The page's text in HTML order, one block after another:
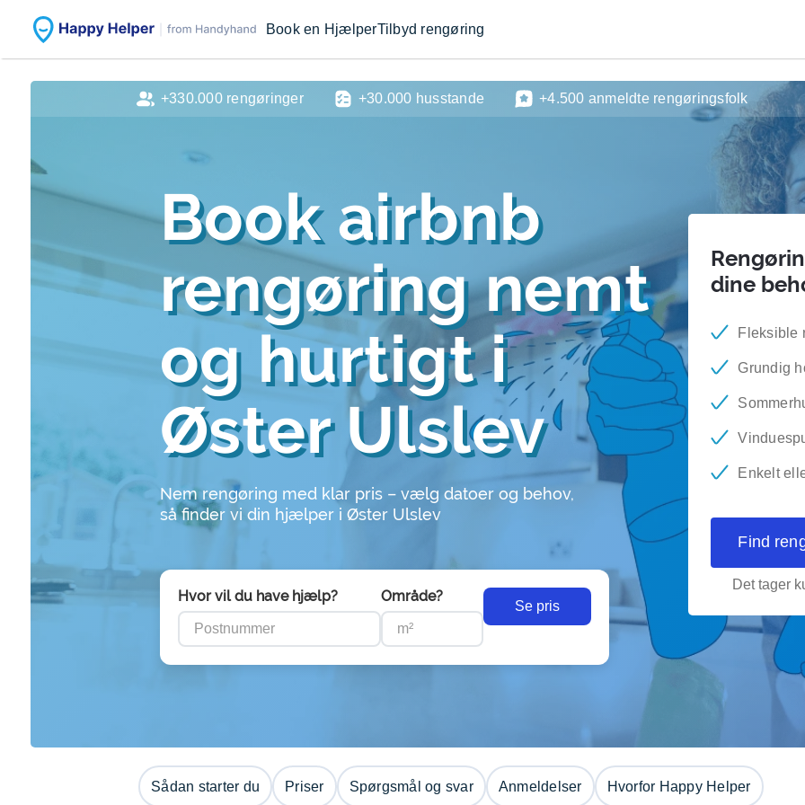
Book en HjælperTilbyd rengøring
Book airbnb
rengøring nemt
og hurtigt i
Øster Ulslev
Nem rengøring med klar pris – vælg datoer og behov,
så finder vi din hjælper i Øster Ulslev
Hvor vil du have hjælp? Område?
Se pris
dine
Fleksible
Grundig
Enkelt
Find
Det tager
+330.000 rengøringer +30.000 husstande +4.500 anmeldte rengøringsfolk
Sådan starter du Priser Spørgsmål og svar Anmeldelser Hvorfor Happy Helper